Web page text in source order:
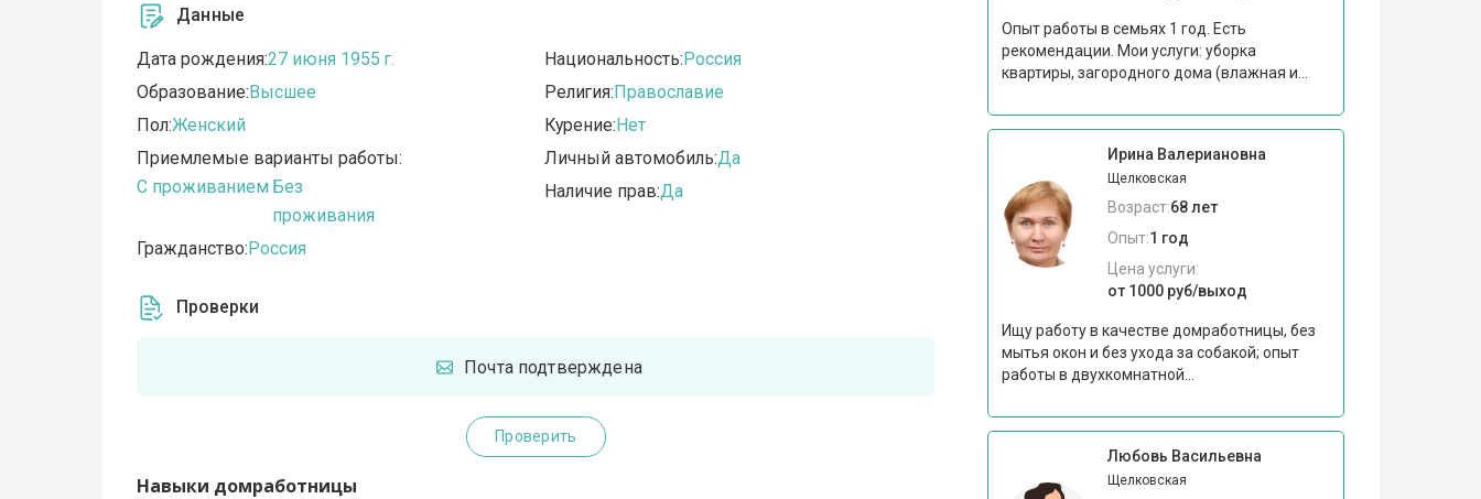
Данные
Дата рождения:27 июня 1955 г.
Образование:Высшее
Пол:Женский
Приемлемые варианты работы:
C проживанием Без
проживания
Гражданство:Россия
Национальность:Россия
Религия:Православие
Курение:Нет
Личный автомобиль:Да
Наличие прав:Да
Проверки
Почта подтверждена
Проверить
Навыки домработницы
Опыт работы в семьях 1 год. Есть
рекомендации. Мои услуги: уборка
квартиры, загородного дома (влажная и...
Ирина Валериановна
Щелковская
Возраст:68 лет
Опыт:1 год
Цена услуги:
от 1000 руб/выход
Ищу работу в качестве домработницы, без
мытья окон и без ухода за собакой; опыт
работы в двухкомнатной...
Любовь Васильевна
Щелковская